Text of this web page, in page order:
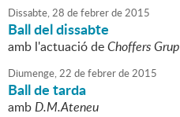
Dissabte,28 defebrerde2015
Ball del dissabte
amb l'actuació deChoffers Grup
Diumenge,22 defebrerde2015
Ball de tarda
ambD.M.Ateneu